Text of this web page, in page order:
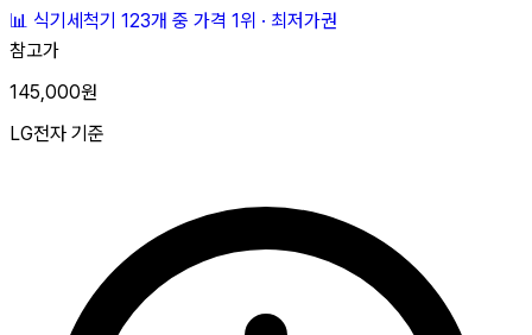
📊 식기세척기 123개 중 가격 1위 · 최저가권
참고가
145,000원
LG전자 기준